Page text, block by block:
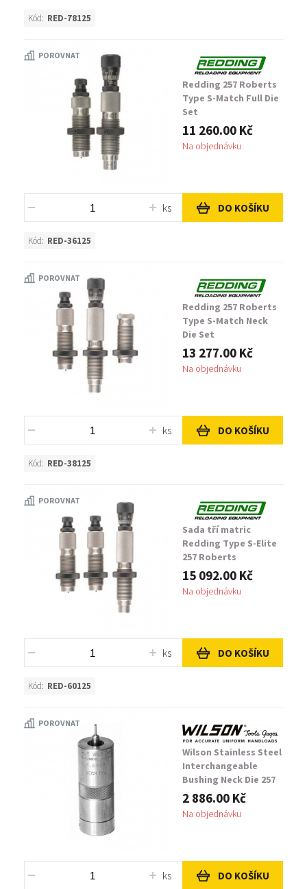
Kód: RED-78125
POROVNAT
Redding 257 Roberts
Type S-Match Full Die
Set
11 260.00 Kč
Na objednávku
ks DO KOŠÍKU
Kód: RED-36125
POROVNAT
Redding 257 Roberts
Type S-Match Neck
Die Set
13 277.00 Kč
Na objednávku
ks DO KOŠÍKU
Kód: RED-38125
POROVNAT
Sada tří matric
Redding Type S-Elite
257 Roberts
15 092.00 Kč
Na objednávku
ks DO KOŠÍKU
Kód: RED-60125
POROVNAT
Wilson Stainless Steel
Interchangeable
Bushing Neck Die 257
Roberts / 6mm
Remington
2 886.00 Kč
Na objednávku
ks DO KOŠÍKU